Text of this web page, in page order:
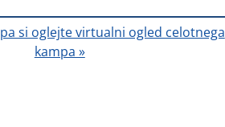
pa si oglejte virtualni ogled celotnega
kampa »